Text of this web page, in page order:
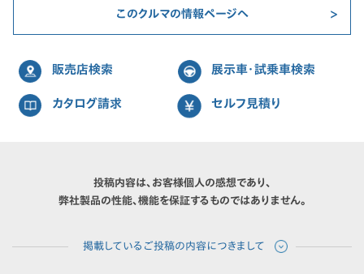
このクルマの情報ページへ
販売店検索 展示車・試乗車検索
カタログ請求 セルフ見積り
投稿内容は、お客様個人の感想であり、
弊社製品の性能、機能を保証するものではありません。